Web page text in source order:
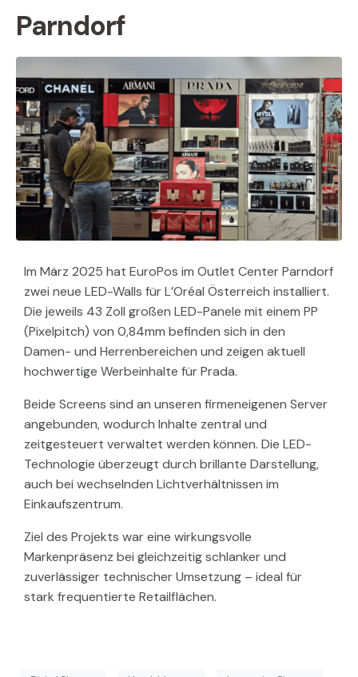
Parndorf
Im März 2025 hat EuroPos im Outlet Center Parndorf
zwei neue LED-Walls für L’Oréal Österreich installiert.
Die jeweils 43 Zoll großen LED-Panele mit einem PP
(Pixelpitch) von 0,84mm befinden sich in den
Damen- und Herrenbereichen und zeigen aktuell
hochwertige Werbeinhalte für Prada.
Beide Screens sind an unseren firmeneigenen Server
angebunden, wodurch Inhalte zentral und
zeitgesteuert verwaltet werden können. Die LED-
Technologie überzeugt durch brillante Darstellung,
auch bei wechselnden Lichtverhältnissen im
Einkaufszentrum.
Ziel des Projekts war eine wirkungsvolle
Markenpräsenz bei gleichzeitig schlanker und
zuverlässiger technischer Umsetzung – ideal für
stark frequentierte Retailflächen.